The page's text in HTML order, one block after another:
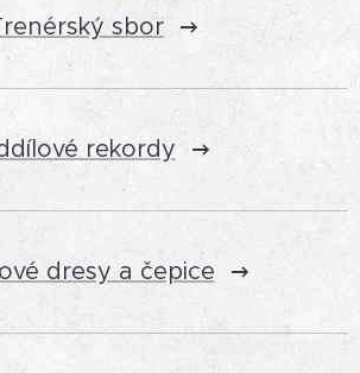
sbor
rekordy
dresy a čepice